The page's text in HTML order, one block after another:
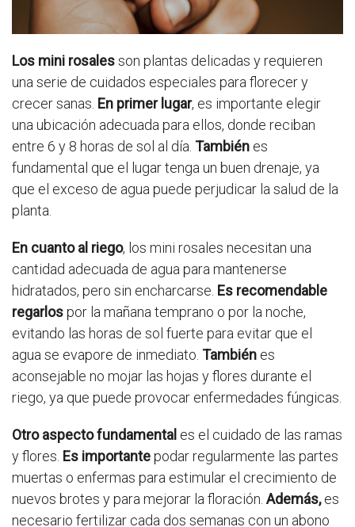
Los mini rosalesson plantas delicadas y requieren
una serie de cuidados especiales para florecer y
crecer sanas. En primer lugar, es importante elegir
una ubicación adecuada para ellos, donde reciban
entre 6 y 8 horas de sol al día. También es
fundamental que el lugar tenga un buen drenaje, ya
que el exceso de agua puede perjudicar la salud de la
planta.
En cuanto al riego, los mini rosales necesitan una
cantidad adecuada de agua para mantenerse
hidratados, pero sin encharcarse. Es recomendable
regarlospor la mañana temprano o por la noche,
evitando las horas de sol fuerte para evitar que el
agua se evapore de inmediato. También es
aconsejable no mojar las hojas y flores durante el
riego, ya que puede provocar enfermedades fúngicas.
Otro aspecto fundamental es el cuidado de las ramas
y flores. Es importantepodar regularmente las partes
muertas o enfermas para estimular el crecimiento de
nuevos brotes y para mejorar la floración. Además,es
necesario fertilizar cada dos semanas con un abono